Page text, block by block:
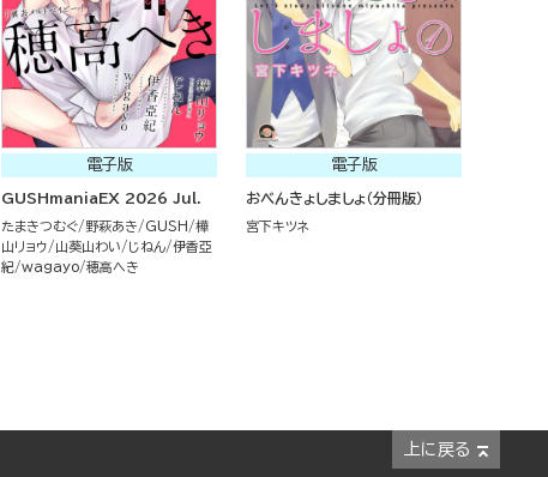
電子版
GUSHmaniaEX 2026 Jul.
たまきつむぐ 野萩あき GUSH
樺
山リョウ
山葵山わい じねん 伊香亞
紀
wagayo 穂高へき
電子版
おべんきょしましょ（分冊版）
宮下キツネ
上に戻る